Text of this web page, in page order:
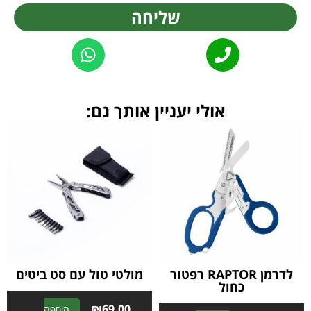
שליחה
אולי יעניין אותך גם:
לדרמן RAPTOR רפטור
כחול
מולטי טול עם סט ביטים